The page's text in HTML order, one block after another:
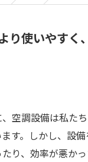
り使いやすく
空調設備は私た
す。しかし、設
り、効率が悪か